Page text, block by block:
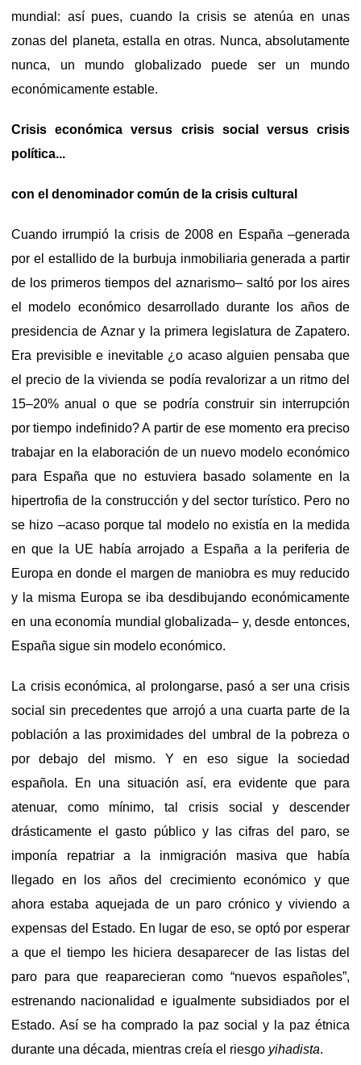
mundial: así pues, cuando la crisis se atenúa en unas
zonas del planeta, estalla en otras. Nunca, absolutamente
nunca, un mundo globalizado puede ser un mundo
económicamente estable.
Crisis económica versus crisis social versus crisis
política...
con el denominador común de la crisis cultural
Cuando irrumpió la crisis de 2008 en España –generada
por el estallido de la burbuja inmobiliaria generada a partir
de los primeros tiempos del aznarismo– saltó por los aires
el modelo económico desarrollado durante los años de
presidencia de Aznar y la primera legislatura de Zapatero.
Era previsible e inevitable ¿o acaso alguien pensaba que
el precio de la vivienda se podía revalorizar a un ritmo del
15–20% anual o que se podría construir sin interrupción
por tiempo indefinido? A partir de ese momento era preciso
trabajar en la elaboración de un nuevo modelo económico
para España que no estuviera basado solamente en la
hipertrofia de la construcción y del sector turístico. Pero no
se hizo –acaso porque tal modelo no existía en la medida
en que la UE había arrojado a España a la periferia de
Europa en donde el margen de maniobra es muy reducido
y la misma Europa se iba desdibujando económicamente
en una economía mundial globalizada– y, desde entonces,
España sigue sin modelo económico.
La crisis económica, al prolongarse, pasó a ser una crisis
social sin precedentes que arrojó a una cuarta parte de la
población a las proximidades del umbral de la pobreza o
por debajo del mismo. Y en eso sigue la sociedad
española. En una situación así, era evidente que para
atenuar, como mínimo, tal crisis social y descender
drásticamente el gasto público y las cifras del paro, se
imponía repatriar a la inmigración masiva que había
llegado en los años del crecimiento económico y que
ahora estaba aquejada de un paro crónico y viviendo a
expensas del Estado. En lugar de eso, se optó por esperar
a que el tiempo les hiciera desaparecer de las listas del
paro para que reaparecieran como “nuevos españoles”,
estrenando nacionalidad e igualmente subsidiados por el
Estado. Así se ha comprado la paz social y la paz étnica
durante una década, mientras creía el riesgo yihadista.